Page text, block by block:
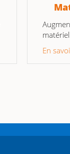
En